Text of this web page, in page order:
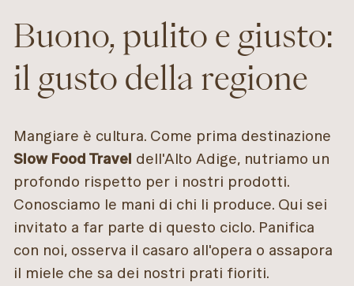
Buono, pulito e giusto:
il gusto della regione
Mangiare è cultura. Come prima destinazione
Slow Food Travel dell'Alto Adige, nutriamo un
profondo rispetto per i nostri prodotti.
Conosciamo le mani di chi li produce. Qui sei
invitato a far parte di questo ciclo. Panifica
con noi, osserva il casaro all'opera o assapora
il miele che sa dei nostri prati fioriti.